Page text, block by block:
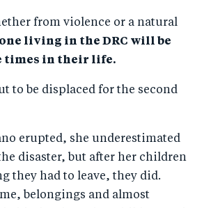
from violence or a natural
living in the DRC will be
times in their life.
to be displaced for the second
erupted, she underestimated
disaster, but after her children
they had to leave, they did.
belongings and almost